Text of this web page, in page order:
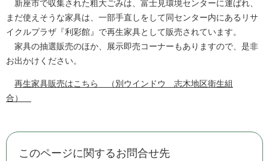
新座市で収集された粗大ごみは、富士見環境センターに運ばれ、
まだ使えそうな家具は、一部手直しをして同センター内にあるリサ
イクルプラザ『利彩館』で再生家具として販売されています。
家具の抽選販売のほか、展示即売コーナーもありますので、是非
お出かけください。
再生家具販売はこちら （別ウインドウ 志木地区衛生組
合）
このページに関するお問合せ先